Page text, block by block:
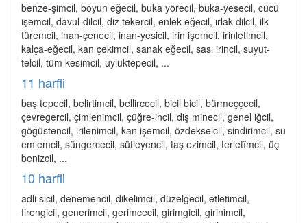
benze-şimcil, boyun eğecil, buka yörecil, buka-yesecil, cücü
işemcil, davul-dilcil, diz tekercil, enlek eğecil, ırlak dilcil, ilk
türemcil, inan-çenecil, inan-yesicil, irin işemcil, irinletimcil,
kalça-eğecil, kan çekimcil, sanak eğecil, sası irincil, suyut-
telcil, tüm kesimcil, uyluktepecil, ...
11 harfli
baş tepecil, belirtimcil, bellircecil, bicil bicil, bürmeççecil,
çevregercil, çimlenimcil, çüğre-incil, diş minecil, genel iğcil,
göğüstencil, irilenimcil, kan işemcil, özdekselcil, sindirimcil, su
emlemcil, süngercecil, sütleyencil, taş ezimcil, terletîmcil, üç
benizcil, ...
10 harfli
adli sicil, denemencil, dikelimcil, düzelgecil, etletimcil,
firengicil, generimcil, gerimcecil, girimgicil, girinimcil,